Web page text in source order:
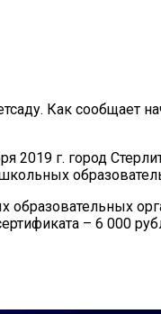
Как сообщает
2019 г. город
– 6 000